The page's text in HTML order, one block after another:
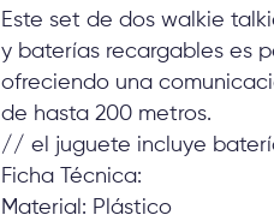
Este set de dos walkie
y baterías recargables es
ofreciendo una
de hasta 200 metros.
// el juguete incluye
Ficha Técnica:
Material: Plástico